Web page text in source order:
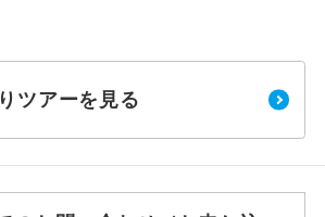
ツアーを見る